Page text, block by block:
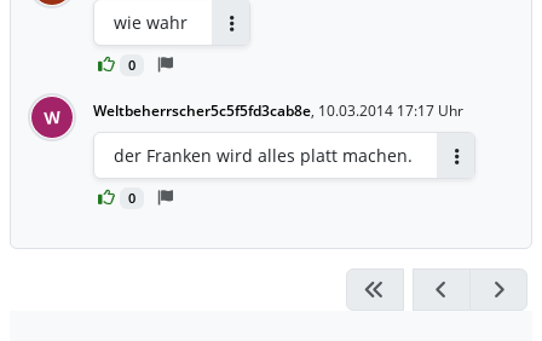
0
wie wahr
W Weltbeherrscher5c5f5fd3cab8e, 10.03.2014 17:17 Uhr
0
der Franken wird alles platt machen.